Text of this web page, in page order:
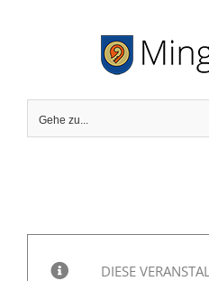
Gehe zu...
DIESE